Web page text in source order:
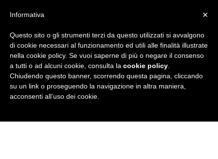
i
×
Informativa
Questo sito o gli strumenti terzi da questo utilizzati si avvalgono
di cookie necessari al funzionamento ed utili alle finalità illustrate
nella cookie policy. Se vuoi saperne di più o negare il consenso
a tutti o ad alcuni cookie, consulta la cookie policy
Chiudendo questo banner, scorrendo questa pagina, cliccando
su un link o proseguendo la navigazione in altra maniera,
acconsenti all’uso dei cookie.